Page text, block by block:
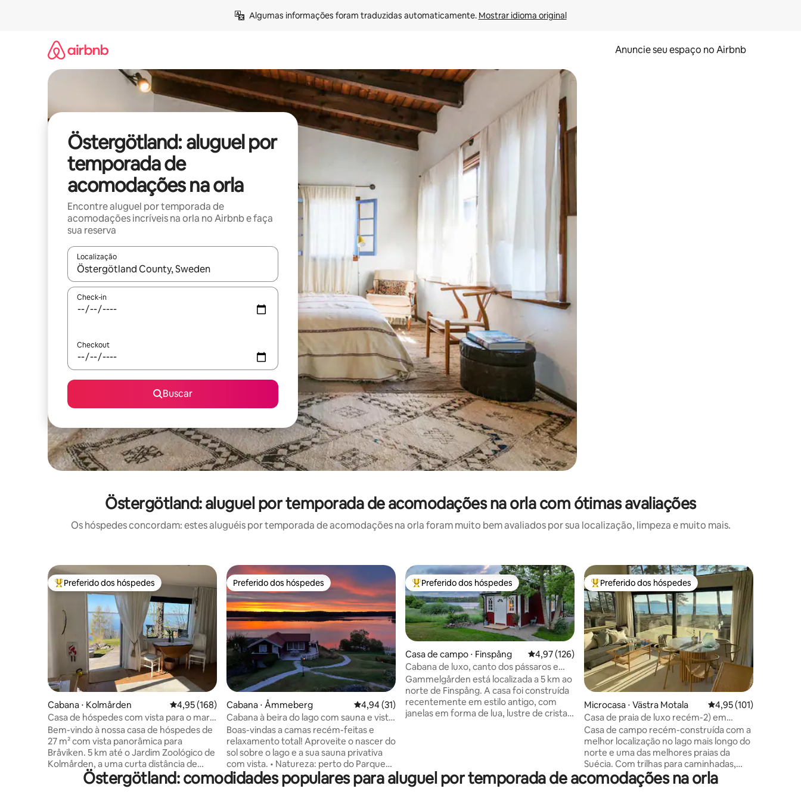
Algumas informações foram traduzidas automaticamente. Mostrar idioma original
Anuncie seu espaço no Airbnb
Östergötland: aluguel por
temporada de
acomodações na orla
Encontre aluguel por temporada de
acomodações incríveis na orla no Airbnb e faça
sua reserva
Localização
Quando os resultados estiverem disponíveis, explore-os usando as seta para cima e para baixo do teclado ou tocando e deslizando o dedo na tela.
Check-in
Checkout
Buscar
Östergötland: aluguel por temporada de acomodações na orla com ótimas avaliações
Os hóspedes concordam: estes aluguéis por temporada de acomodações na orla foram muito bem avaliados por sua localização, limpeza e muito mais.
Entre os melhores preferidos dos hóspedes
Preferido dos hóspedes
Cabana ⋅ Kolmården 4,95 de uma avaliação média de 5, 168 avaliações
4,95 (168)
Casa de hóspedes com vista para o mar e
perto do zoológico
Bem-vindo à nossa casa de hóspedes de
27 m² com vista panorâmica para
Bråviken. 5 km até o Jardim Zoológico de
Kolmården, a uma curta distância de
praias e restaurantes, além de belas
trilhas para caminhadas 1 cama de casal
Preferido dos hóspedes
Preferido dos hóspedes
Cabana ⋅ Åmmeberg 4,94 de uma avaliação média de 5, 31 avaliações
4,94 (31)
Cabana à beira do lago com sauna e vista
para o nascer do sol
Boas-vindas a camas recém-feitas e
relaxamento total! Aproveite o nascer do
sol sobre o lago e a sua sauna privativa
com vista. • Natureza: perto do Parque
Nacional de Tiveden e de outras belas
trilhas para caminhadas. • Atividades: a
Entre os melhores preferidos dos hóspedes
Preferido dos hóspedes
Casa de campo ⋅ Finspång 4,97 de uma avaliação média de 5, 126 avaliações
4,97 (126)
Cabana de luxo, canto dos pássaros e
natureza encantadora
Gammelgården está localizada a 5 km ao
norte de Finspång. A casa foi construída
recentemente em estilo antigo, com
janelas em forma de lua, lustre de cristal
passeios maravilhosos e aluguel de tacos
de golfe. Finspång tem um campo de 27
Entre os melhores preferidos dos hóspedes
Preferido dos hóspedes
Microcasa ⋅ Västra Motala 4,95 de uma avaliação
4,95 (101)
Casa de praia de luxo recém-2) em
Varamon
Casa de campo recém-construída com a
melhor localização no lago mais longo do
norte e uma das melhores praias da
Suécia. Com trilhas para caminhadas,
cafés e restaurantes, é um lugar que
tem algo para todos. A água rasa e limpa
Östergötland: comodidades populares para aluguel por temporada de acomodações na orla